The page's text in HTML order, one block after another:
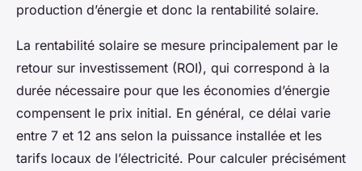
production d’énergie et donc la rentabilité solaire.
La rentabilité solaire se mesure principalement par le
retour sur investissement (ROI), qui correspond à la
durée nécessaire pour que les économies d’énergie
compensent le prix initial. En général, ce délai varie
entre 7 et 12 ans selon la puissance installée et les
tarifs locaux de l’électricité. Pour calculer précisément